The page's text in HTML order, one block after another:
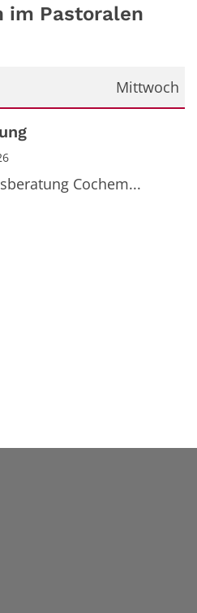
im Pastoralen
Mittwoch
Cochem...